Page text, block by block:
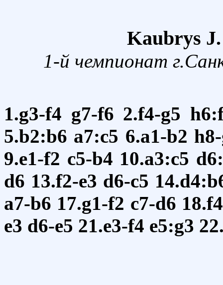
Kaubrys
1-й чемпионат
1.g3-f4 g7-f6 2.f4-g5
5.b2:b6 a7:c5 6.a1-b2
9.e1-f2 c5-b4 10.a3:c5
d6 13.f2-e3 d6-c5
a7-b6 17.g1-f2 c7-d6
e3 d6-e5 21.e3-f4 e5:g3